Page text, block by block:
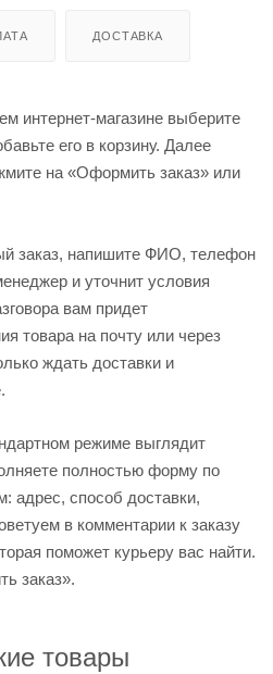
ДОСТАВКА
интернет-магазине выберите
его в корзину. Далее
на «Оформить заказ» или
заказ, напишите ФИО, телефон
и уточнит условия
вам придет
товара на почту или через
ждать доставки и
режиме выглядит
полностью форму по
адрес, способ доставки,
в комментарии к заказу
поможет курьеру вас найти.
заказ».
товары